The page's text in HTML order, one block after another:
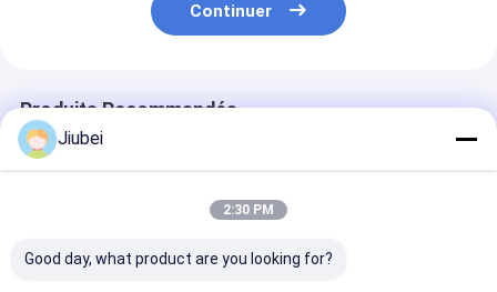
Continuer
Produits Recommandés
Jiubei
2:30 PM
Good day, what product are you looking for?